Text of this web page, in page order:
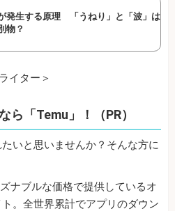
発生する原理 「うねり」と「波」は
物？
イター＞
ら「Temu」！（PR）
いと思いませんか？そんな方に
ナブルな価格で提供しているオ
。全世界累計でアプリのダウン